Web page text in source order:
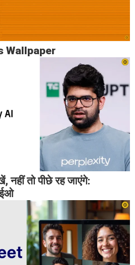
Wallpaper
नहीं तो पीछे रह जाएंगे: